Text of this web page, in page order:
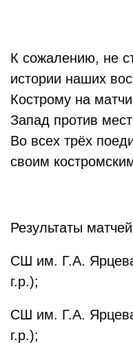
К сожалению, не
истории наших
Кострому на
Запад против
Во всех трёх
своим
Результаты
СШ им. Г.А.
г.р.);
СШ им. Г.А.
г.р.);